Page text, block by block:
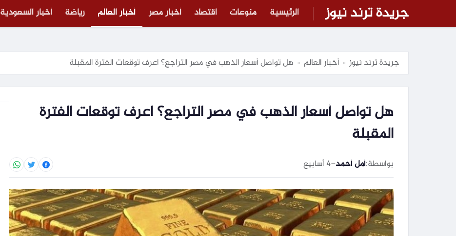
جريدة ترند نيوز الرئيسية منوعات اقتصاد أخبار مصر أخبار العالم رياضة أخبار السعودية
جريدة ترند نيوز » أخبار العالم » هل تواصل أسعار الذهب في مصر التراجع؟ اعرف توقعات الفترة المقبلة
هل تواصل أسعار الذهب في مصر التراجع؟ اعرف توقعات الفترة
المقبلة
بواسطة:أمل أحمد–4 أسابيع